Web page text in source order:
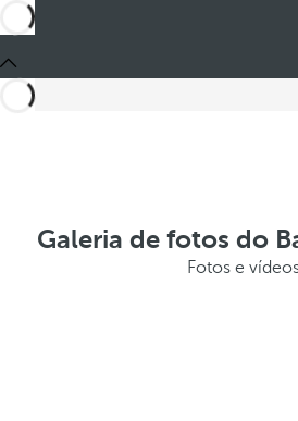
Galeria de fotos do
Fotos e